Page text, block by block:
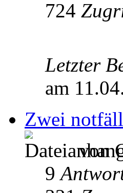
724
Letzter
am
Zwei
von
9